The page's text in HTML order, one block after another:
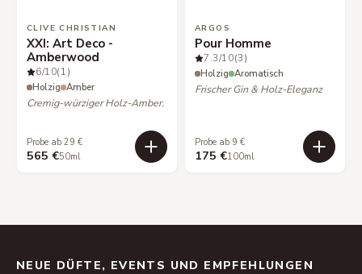
CLIVE CHRISTIAN
XXI: Art Deco -
Amberwood
6/10(1)
Holzig Amber
Cremig-würziger Holz-Amber.
Probe ab 29 €
565 €50ml
ARGOS
Pour Homme
7.3/10(3)
Holzig Aromatisch
Frischer Gin & Holz-Eleganz
Probe ab 9 €
175 €100ml
NEUE DÜFTE, EVENTS UND EMPFEHLUNGEN